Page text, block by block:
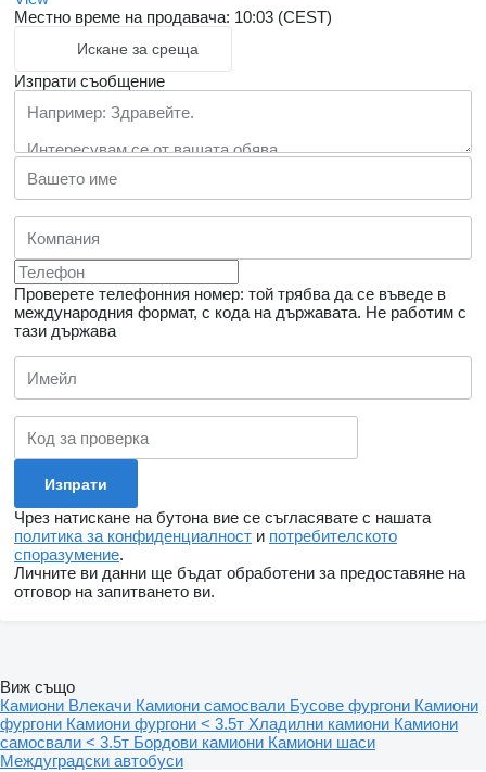
Местно време на продавача: 10:03 (CEST)
Искане за среща
Изпрати съобщение
Проверете телефонния номер: той трябва да се въведе в
международния формат, с кода на държавата. Не работим с
тази държава
Чрез натискане на бутона вие се съгласявате с нашата
политика за конфиденциалност и потребителското
споразумение.
Личните ви данни ще бъдат обработени за предоставяне на
отговор на запитването ви.
Виж също
Камиони Влекачи Камиони самосвали Бусове фургони Камиони
фургони Камиони фургони < 3.5т Хладилни камиони Камиони
самосвали < 3.5т Бордови камиони Камиони шаси
Междуградски автобуси